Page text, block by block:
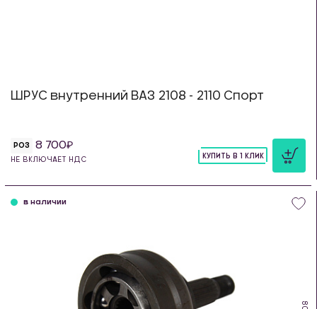
ШРУС внутренний ВАЗ 2108 - 2110 Спорт
РОЗ 8 700
НЕ ВКЛЮЧАЕТ НДС
КУПИТЬ В 1 КЛИК
в наличии